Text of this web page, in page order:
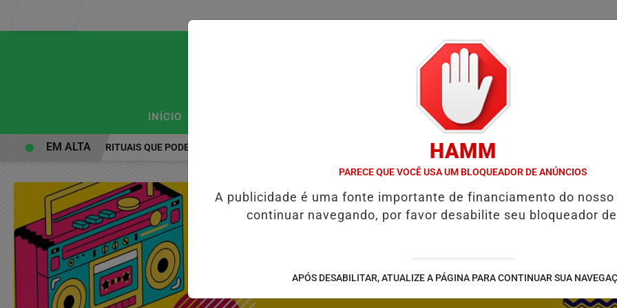
INÍCIO COLUNAS EMPREGOS
PRÁTICAS ESPIRITUAIS QUE PODEM FORTALECER A SAÚDE MENTAL E RESTAURAR O EQUILÍBRIO EMOCIONAL FIM DA COPA DO
EM ALTA HAMM
PARECE QUE VOCÊ USA UM BLOQUEADOR DE ANÚNCIOS
A publicidade é uma fonte importante de financiamento do nosso
continuar navegando, por favor desabilite seu bloqueador
APÓS DESABILITAR, ATUALIZE A PÁGINA PARA CONTINUAR SUA